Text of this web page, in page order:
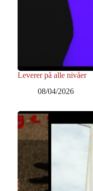
Leverer på alle nivåer
08/04/2026